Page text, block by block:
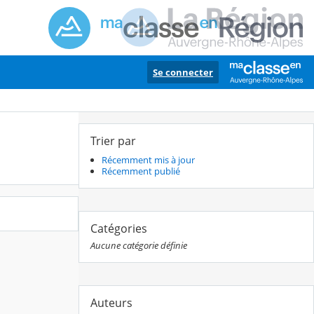
Se connecter
Trier par
Récemment mis à jour
Récemment publié
Catégories
Aucune catégorie définie
Auteurs